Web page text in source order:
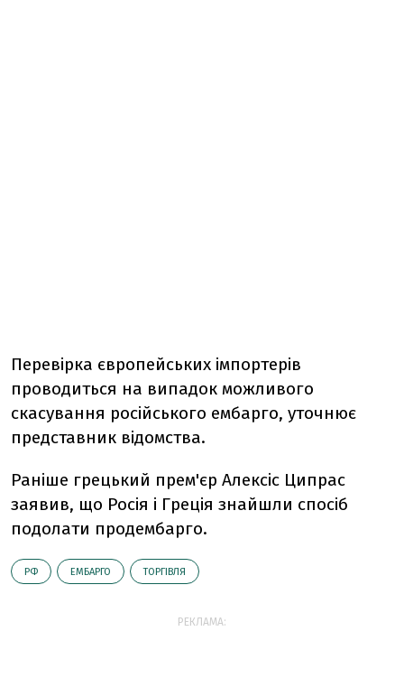
Перевірка європейських імпортерів
проводиться на випадок можливого
скасування російського ембарго, уточнює
представник відомства.
Раніше грецький прем'єр Алексіс Ципрас
заявив, що Росія і Греція знайшли спосіб
подолати продембарго.
РФ ЕМБАРГО ТОРГІВЛЯ
РЕКЛАМА: